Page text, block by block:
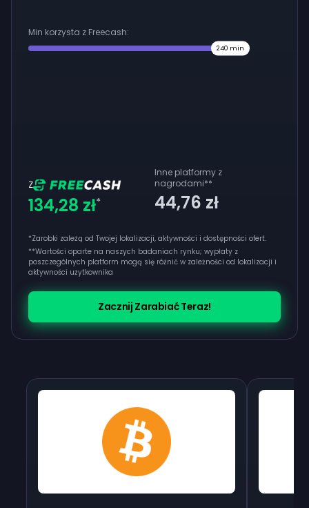
Min korzysta z Freecash:
240 min
Z
134,28 zł*
Inne platformy z
nagrodami**
44,76 zł
*Zarobki zależą od Twojej lokalizacji, aktywności i dostępności ofert.
**Wartości oparte na naszych badaniach rynku; wypłaty z
poszczególnych platform mogą się różnić w zależności od lokalizacji i
aktywności użytkownika
Zacznij Zarabiać Teraz!